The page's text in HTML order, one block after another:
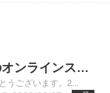
リトルサイエンティスト公認のオンラインストアに認定されました
うございます。2...